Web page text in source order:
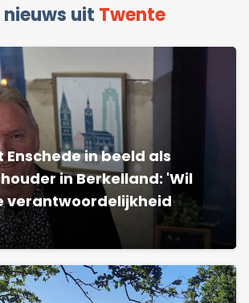
uit Twente
Enschede in beeld als
in Berkelland: 'Wil
verantwoordelijkheid